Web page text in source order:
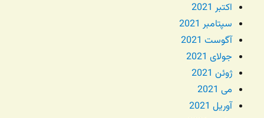
اکتبر 2021
سپتامبر 2021
آگوست 2021
جولای 2021
ژوئن 2021
می 2021
آوریل 2021